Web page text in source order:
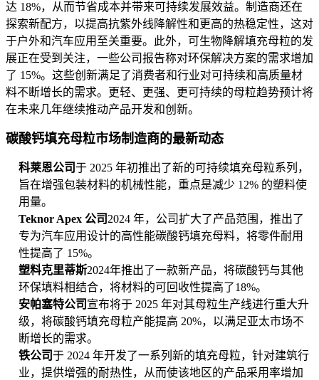
达 18%，从而节省成本并带来可持续发展效益。制造商还在
探索新配方，以提高抗紫外线降解性和更高的热稳定性，这对
于户外和汽车应用至关重要。此外，可生物降解填充母粒的发
展正在受到关注，一些公司报告称对环保解决方案的需求增加
了 15%。这些创新满足了消费者和行业对可持续和高质量材
料不断增长的需求。更轻、更强、更可持续的母粒趋势预计将
在未来几年继续推动产品开发和创新。
碳酸钙填充母粒市场制造商的最新动态
科莱恩公司于 2025 年初推出了新的可持续填充母粒系列，
旨在增强包装材料的机械性能，重点是减少 12% 的塑料使
用量。
Teknor Apex 公司 2024 年，公司扩大了产品范围，推出了
专为汽车应用设计的高性能碳酸钙填充母料，将零件耐用
性提高了 15%。
塑料克里蒂斯2024年推出了一款新产品，将碳酸钙与其他
环保填料相结合，将材料的可回收性提高了18%。
安帕塞特公司 宣布将于 2025 年对其母粒生产线进行重大升
级，将碳酸钙填充母粒产能提高 20%，以满足亚太市场不
断增长的需求。
铁公司于 2024 年开发了一系列新的填充母粒，针对建筑行
业，提供增强的耐热性，从而使该地区的产品采用率增加